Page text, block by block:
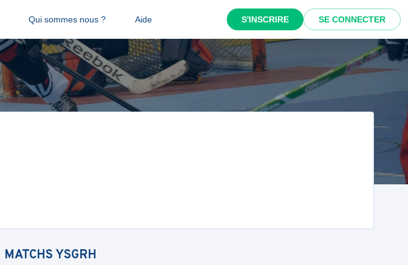
Qui sommes nous ? Aide S'INSCRIRE SE CONNECTER
MATCHS YSGRH